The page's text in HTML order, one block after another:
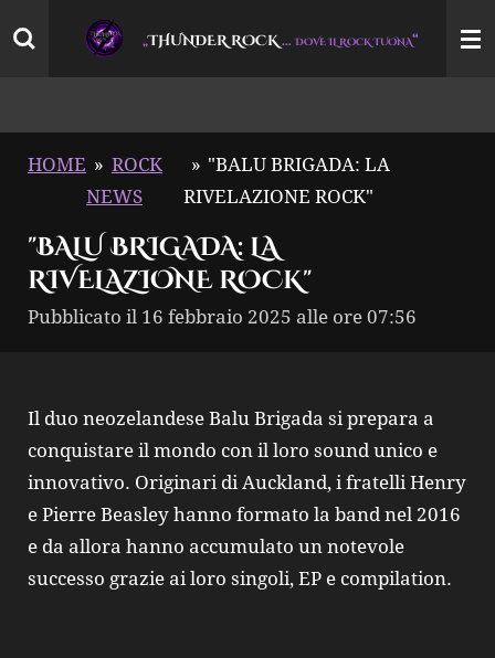
Vai
„THUNDER ROCK…DOVE IL ROCK TUONA“
HOME » ROCK
NEWS
» "BALU BRIGADA: LA
RIVELAZIONE ROCK"
"BALU BRIGADA: LA
RIVELAZIONE ROCK"
Pubblicato il 16 febbraio 2025 alle ore 07:56
Il duo neozelandese Balu Brigada si prepara a
conquistare il mondo con il loro sound unico e
innovativo. Originari di Auckland, i fratelli Henry
e Pierre Beasley hanno formato la band nel 2016
e da allora hanno accumulato un notevole
successo grazie ai loro singoli, EP e compilation.